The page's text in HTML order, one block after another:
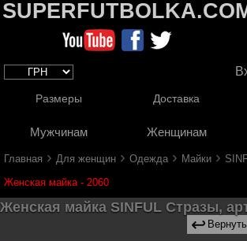
Размеры Доставка
Мужчинам Женщинам
Главная › Для женщин › Одежда › Майки ›
Женская майка - 2060
Женская майка SINFUL Стразы,
↩